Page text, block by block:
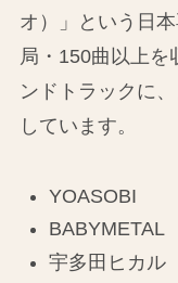
オ）」という日
局・150曲以上を
ンドトラックに
しています。
YOASOBI
BABYMETAL
宇多田ヒカル